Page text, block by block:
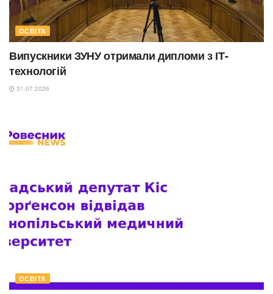
ОСВІТА
Випускники ЗУНУ отримали дипломи з ІТ-
технологій
31.07.2026
ОСВІТА